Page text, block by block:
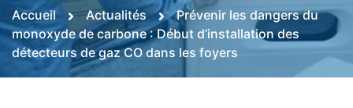
Accueil Actualités
Prévenir les dangers du
monoxyde de carbone : Début d’installation des
détecteurs de gaz CO dans les foyers